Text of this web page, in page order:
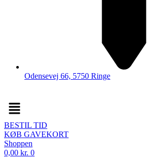
Odensevej 66, 5750 Ringe
Menu
BESTIL TID
KØB GAVEKORT
Shoppen
0,00 kr. 0